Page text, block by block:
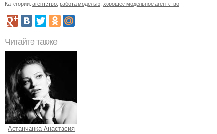
Категории: агентство работа моделью хорошее модельное агентство
Читайте также
Астанчанка Анастасия